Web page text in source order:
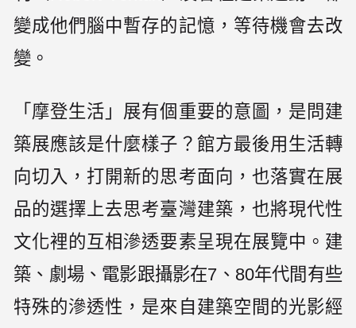
變成他們腦中暫存的記憶，等待機會去改
變。
「摩登生活」展有個重要的意圖，是問建
築展應該是什麼樣子？館方最後用生活轉
向切入，打開新的思考面向，也落實在展
品的選擇上去思考臺灣建築，也將現代性
文化裡的互相滲透要素呈現在展覽中。建
築、劇場、電影跟攝影在7、80年代間有些
特殊的滲透性，是來自建築空間的光影經